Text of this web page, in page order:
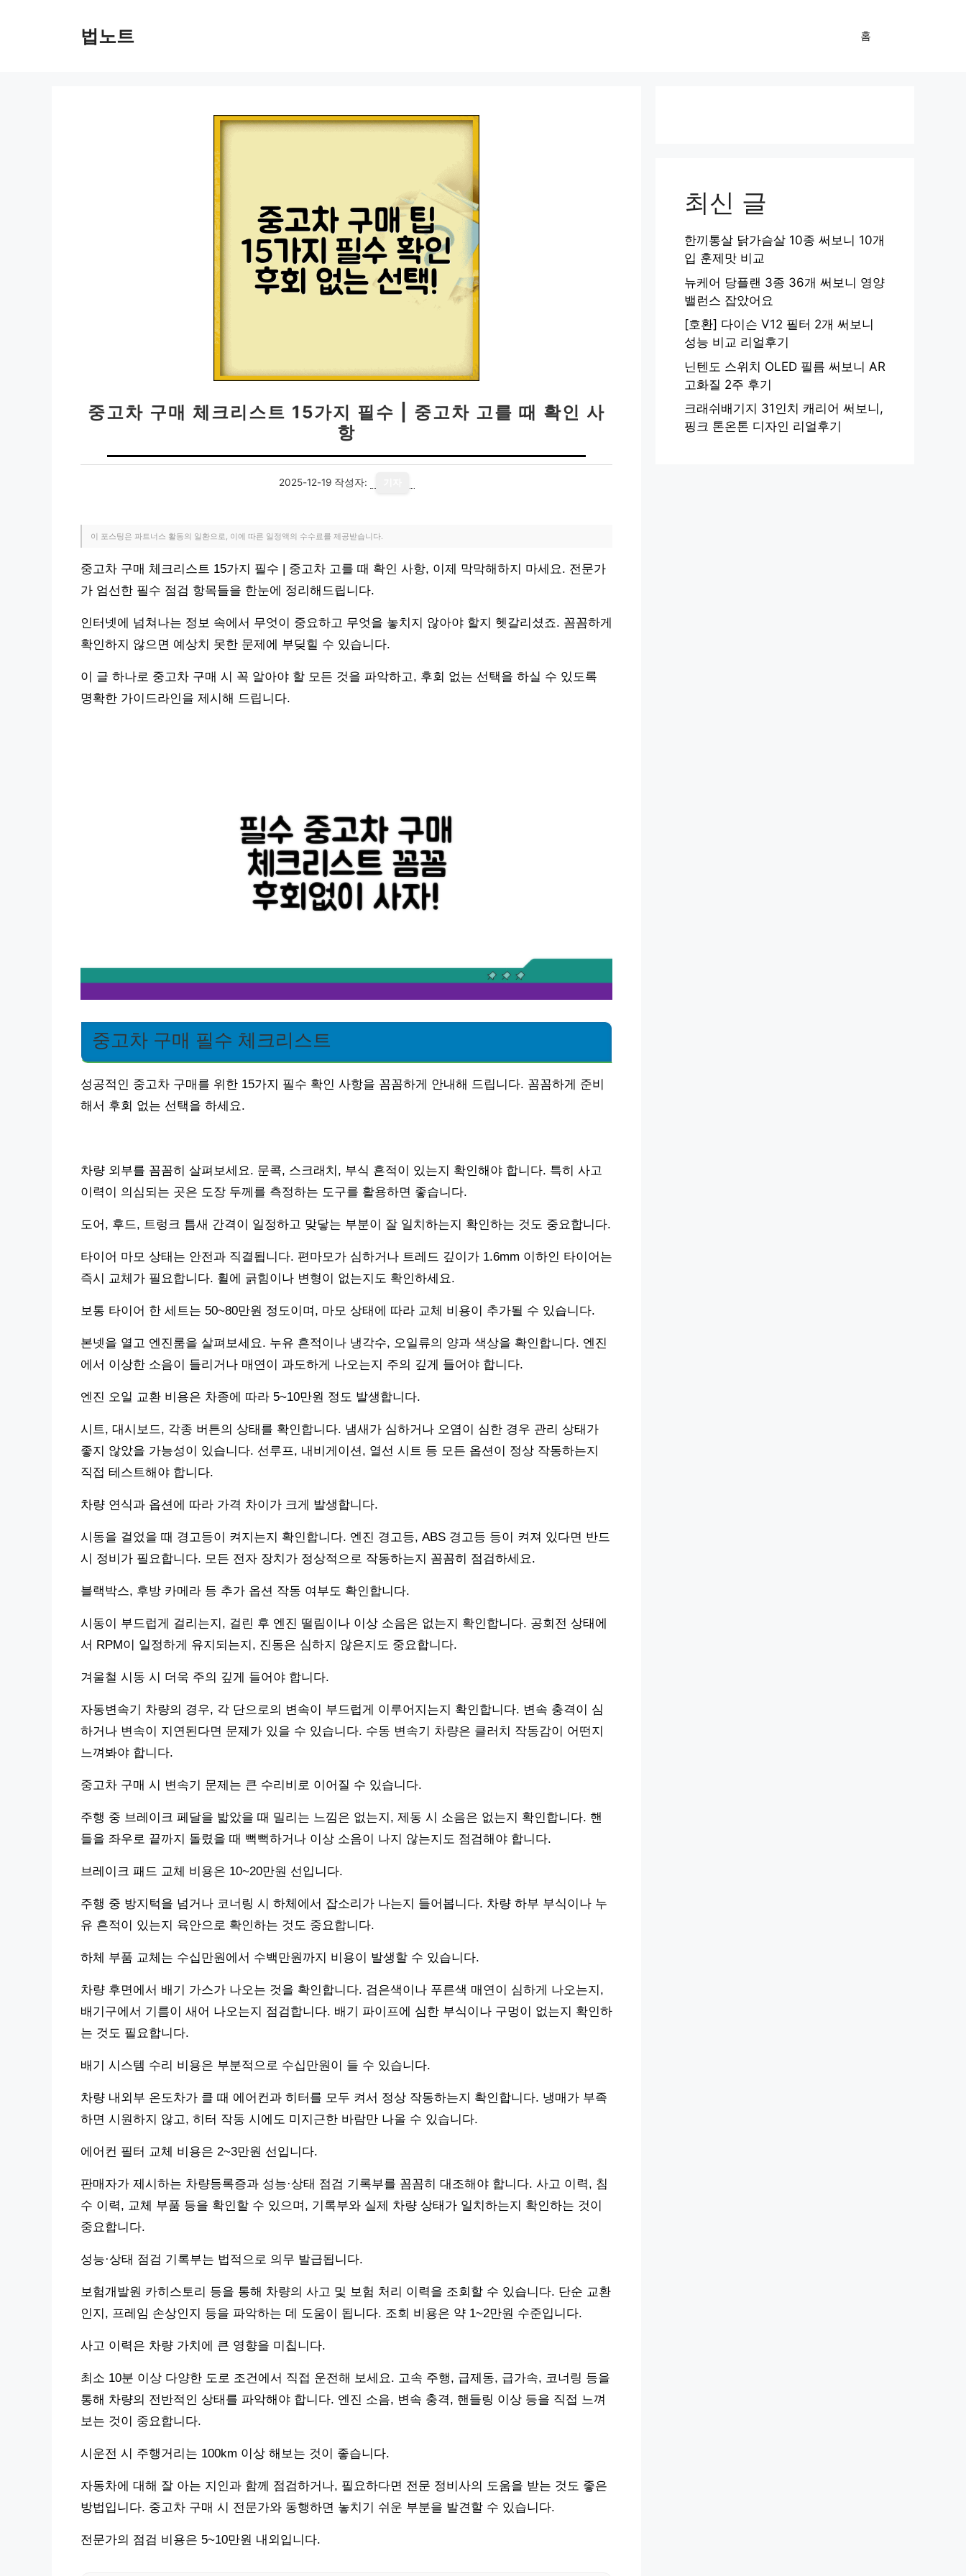
법노트 홈
중고차 구매 체크리스트 15가지 필수 | 중고차 고를 때 확인 사
항
2025-12-19 작성자:
이 포스팅은 파트너스 활동의 일환으로, 이에 따른 일정액의 수수료를 제공받습니다.
중고차 구매 체크리스트 15가지 필수 | 중고차 고를 때 확인 사항, 이제 막막해하지 마세요. 전문가
가 엄선한 필수 점검 항목들을 한눈에 정리해드립니다.
인터넷에 넘쳐나는 정보 속에서 무엇이 중요하고 무엇을 놓치지 않아야 할지 헷갈리셨죠. 꼼꼼하게
확인하지 않으면 예상치 못한 문제에 부딪힐 수 있습니다.
이 글 하나로 중고차 구매 시 꼭 알아야 할 모든 것을 파악하고, 후회 없는 선택을 하실 수 있도록
명확한 가이드라인을 제시해 드립니다.
중고차 구매 필수 체크리스트
성공적인 중고차 구매를 위한 15가지 필수 확인 사항을 꼼꼼하게 안내해 드립니다. 꼼꼼하게 준비
해서 후회 없는 선택을 하세요.
차량 외부를 꼼꼼히 살펴보세요. 문콕, 스크래치, 부식 흔적이 있는지 확인해야 합니다. 특히 사고
이력이 의심되는 곳은 도장 두께를 측정하는 도구를 활용하면 좋습니다.
도어, 후드, 트렁크 틈새 간격이 일정하고 맞닿는 부분이 잘 일치하는지 확인하는 것도 중요합니다.
타이어 마모 상태는 안전과 직결됩니다. 편마모가 심하거나 트레드 깊이가 1.6mm 이하인 타이어는
즉시 교체가 필요합니다. 휠에 긁힘이나 변형이 없는지도 확인하세요.
보통 타이어 한 세트는 50~80만원 정도이며, 마모 상태에 따라 교체 비용이 추가될 수 있습니다.
본넷을 열고 엔진룸을 살펴보세요. 누유 흔적이나 냉각수, 오일류의 양과 색상을 확인합니다. 엔진
에서 이상한 소음이 들리거나 매연이 과도하게 나오는지 주의 깊게 들어야 합니다.
엔진 오일 교환 비용은 차종에 따라 5~10만원 정도 발생합니다.
시트, 대시보드, 각종 버튼의 상태를 확인합니다. 냄새가 심하거나 오염이 심한 경우 관리 상태가
좋지 않았을 가능성이 있습니다. 선루프, 내비게이션, 열선 시트 등 모든 옵션이 정상 작동하는지
직접 테스트해야 합니다.
차량 연식과 옵션에 따라 가격 차이가 크게 발생합니다.
시동을 걸었을 때 경고등이 켜지는지 확인합니다. 엔진 경고등, ABS 경고등 등이 켜져 있다면 반드
시 정비가 필요합니다. 모든 전자 장치가 정상적으로 작동하는지 꼼꼼히 점검하세요.
블랙박스, 후방 카메라 등 추가 옵션 작동 여부도 확인합니다.
시동이 부드럽게 걸리는지, 걸린 후 엔진 떨림이나 이상 소음은 없는지 확인합니다. 공회전 상태에
서 RPM이 일정하게 유지되는지, 진동은 심하지 않은지도 중요합니다.
겨울철 시동 시 더욱 주의 깊게 들어야 합니다.
자동변속기 차량의 경우, 각 단으로의 변속이 부드럽게 이루어지는지 확인합니다. 변속 충격이 심
하거나 변속이 지연된다면 문제가 있을 수 있습니다. 수동 변속기 차량은 클러치 작동감이 어떤지
느껴봐야 합니다.
중고차 구매 시 변속기 문제는 큰 수리비로 이어질 수 있습니다.
주행 중 브레이크 페달을 밟았을 때 밀리는 느낌은 없는지, 제동 시 소음은 없는지 확인합니다. 핸
들을 좌우로 끝까지 돌렸을 때 뻑뻑하거나 이상 소음이 나지 않는지도 점검해야 합니다.
브레이크 패드 교체 비용은 10~20만원 선입니다.
주행 중 방지턱을 넘거나 코너링 시 하체에서 잡소리가 나는지 들어봅니다. 차량 하부 부식이나 누
유 흔적이 있는지 육안으로 확인하는 것도 중요합니다.
하체 부품 교체는 수십만원에서 수백만원까지 비용이 발생할 수 있습니다.
차량 후면에서 배기 가스가 나오는 것을 확인합니다. 검은색이나 푸른색 매연이 심하게 나오는지,
배기구에서 기름이 새어 나오는지 점검합니다. 배기 파이프에 심한 부식이나 구멍이 없는지 확인하
는 것도 필요합니다.
배기 시스템 수리 비용은 부분적으로 수십만원이 들 수 있습니다.
차량 내외부 온도차가 클 때 에어컨과 히터를 모두 켜서 정상 작동하는지 확인합니다. 냉매가 부족
하면 시원하지 않고, 히터 작동 시에도 미지근한 바람만 나올 수 있습니다.
에어컨 필터 교체 비용은 2~3만원 선입니다.
판매자가 제시하는 차량등록증과 성능·상태 점검 기록부를 꼼꼼히 대조해야 합니다. 사고 이력, 침
수 이력, 교체 부품 등을 확인할 수 있으며, 기록부와 실제 차량 상태가 일치하는지 확인하는 것이
중요합니다.
성능·상태 점검 기록부는 법적으로 의무 발급됩니다.
보험개발원 카히스토리 등을 통해 차량의 사고 및 보험 처리 이력을 조회할 수 있습니다. 단순 교환
인지, 프레임 손상인지 등을 파악하는 데 도움이 됩니다. 조회 비용은 약 1~2만원 수준입니다.
사고 이력은 차량 가치에 큰 영향을 미칩니다.
최소 10분 이상 다양한 도로 조건에서 직접 운전해 보세요. 고속 주행, 급제동, 급가속, 코너링 등을
통해 차량의 전반적인 상태를 파악해야 합니다. 엔진 소음, 변속 충격, 핸들링 이상 등을 직접 느껴
보는 것이 중요합니다.
시운전 시 주행거리는 100km 이상 해보는 것이 좋습니다.
자동차에 대해 잘 아는 지인과 함께 점검하거나, 필요하다면 전문 정비사의 도움을 받는 것도 좋은
방법입니다. 중고차 구매 시 전문가와 동행하면 놓치기 쉬운 부분을 발견할 수 있습니다.
전문가의 점검 비용은 5~10만원 내외입니다.
최신 글
한끼통살 닭가슴살 10종 써보니 10개
입 훈제맛 비교
뉴케어 당플랜 3종 36개 써보니 영양
밸런스 잡았어요
[호환] 다이슨 V12 필터 2개 써보니
성능 비교 리얼후기
닌텐도 스위치 OLED 필름 써보니 AR
고화질 2주 후기
크래쉬배기지 31인치 캐리어 써보니,
핑크 톤온톤 디자인 리얼후기